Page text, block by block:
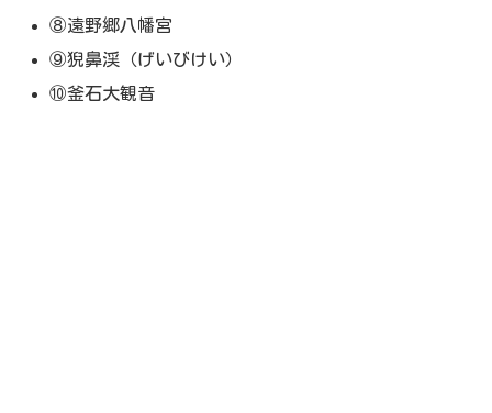
⑧遠野郷八幡宮
⑨猊鼻渓（げいびけい）
⑩釜石大観音